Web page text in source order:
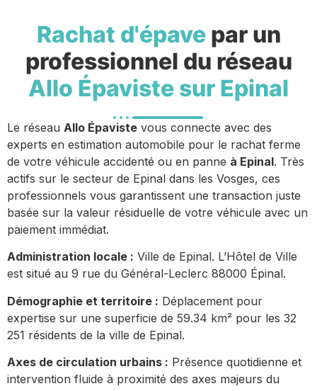
Rachat d'épavepar un
professionnel du réseau
Allo Épaviste sur Epinal
Le réseau Allo Épaviste vous connecte avec des
experts en estimation automobile pour le rachat ferme
de votre véhicule accidenté ou en panne à Epinal. Très
actifs sur le secteur de Epinal dans les Vosges, ces
professionnels vous garantissent une transaction juste
basée sur la valeur résiduelle de votre véhicule avec un
paiement immédiat.
Administration locale : Ville de Epinal. L’Hôtel de Ville
est situé au 9 rue du Général-Leclerc 88000 Épinal.
Démographie et territoire : Déplacement pour
expertise sur une superficie de 59.34 km² pour les 32
251 résidents de la ville de Epinal.
Axes de circulation urbains : Présence quotidienne et
intervention fluide à proximité des axes majeurs du